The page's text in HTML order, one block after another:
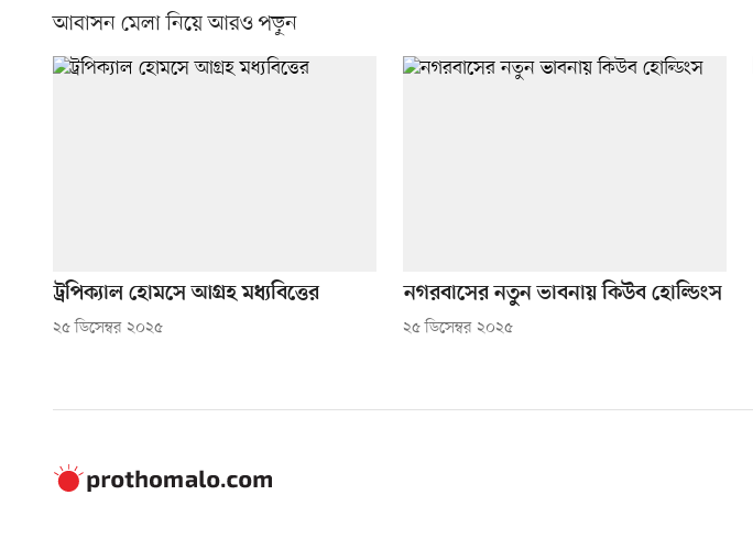
আবাসন মেলা নিয়ে আরও পড়ুন
ট্রপিক্যাল হোমসে আগ্রহ মধ্যবিত্তের
২৫ ডিসেম্বর ২০২৫
নগরবাসের নতুন ভাবনায় কিউব হোল্ডিংস
২৫ ডিসেম্বর ২০২৫